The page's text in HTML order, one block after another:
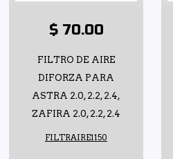
$ 70.00
FILTRO DE AIRE
DIFORZA PARA
ASTRA 2.0, 2.2, 2.4,
ZAFIRA 2.0, 2.2, 2.4
FILTRAIRE1150